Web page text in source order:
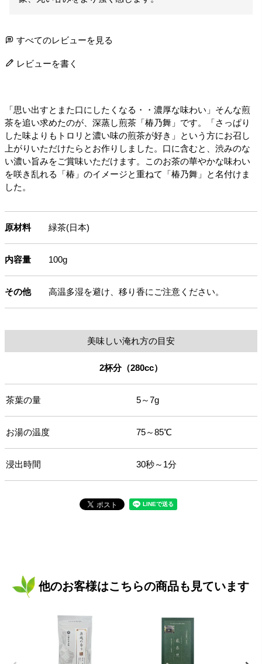
すべてのレビューを見る
レビューを書く
「思い出すとまた口にしたくなる・・濃厚な味わい」そんな煎
茶を追い求めたのが、深蒸し煎茶「椿乃舞」です。「さっぱり
した味よりもトロリと濃い味の煎茶が好き」という方にお召し
上がりいただけたらとお作りしました。口に含むと、渋みのな
い濃い旨みをご賞味いただけます。このお茶の華やかな味わい
を咲き乱れる「椿」のイメージと重ねて「椿乃舞」と名付けま
した。
原材料 緑茶(日本)
内容量 100g
その他 高温多湿を避け、移り香にご注意ください。
美味しい淹れ方の目安
2杯分（280cc）
茶葉の量 5～7g
お湯の温度 75～85℃
浸出時間 30秒～1分
他のお客様はこちらの商品も見ています